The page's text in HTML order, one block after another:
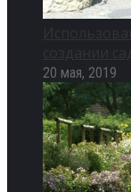
20 мая, 2019